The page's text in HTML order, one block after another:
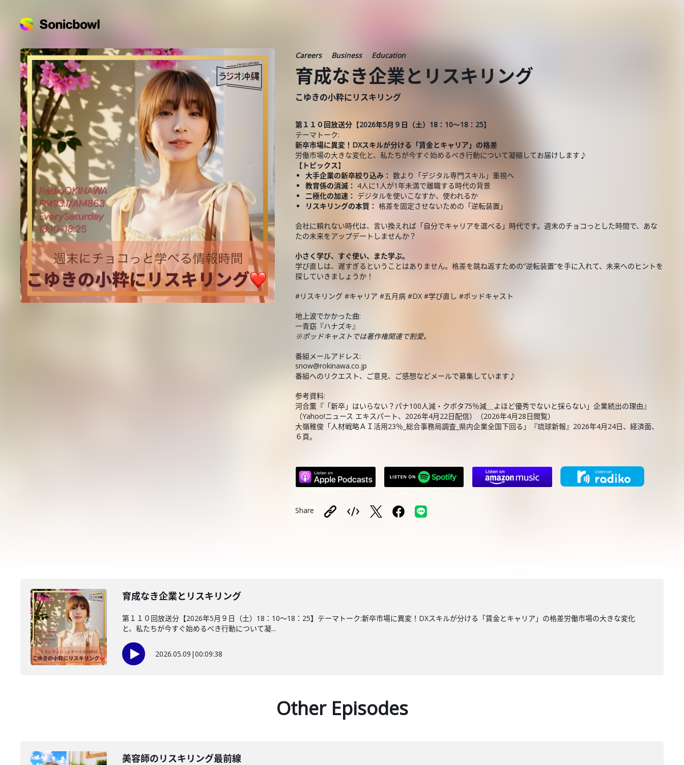
Careers Business Education
育成なき企業とリスキリング
こゆきの小粋にリスキリング
第１１０回放送分【2026年5月９日（土）18：10～18：25】
テーマトーク:
新卒市場に異変！DXスキルが分ける「賃金とキャリア」の格差
労働市場の大きな変化と、私たちが今すぐ始めるべき行動について凝縮してお届けします♪
【トピックス】
大手企業の新卒絞り込み： 数より「デジタル専門スキル」重視へ
教育係の消滅： 4人に1人が1年未満で離職する時代の背景
二極化の加速： デジタルを使いこなすか、使われるか
リスキリングの本質： 格差を固定させないための「逆転装置」
会社に頼れない時代は、言い換えれば「自分でキャリアを選べる」時代です。週末のチョコっとした時間で、あな
たの未来をアップデートしませんか？
小さく学び、すぐ使い、また学ぶ。
学び直しは、遅すぎるということはありません。格差を跳ね返すための”逆転装置”を手に入れて、未来へのヒントを
探していきましょうか！
#リスキリング #キャリア #五月病 #DX #学び直し #ポッドキャスト
地上波でかかった曲:
一青窈『ハナズキ』
※ポッドキャストでは著作権関連で割愛。
番組メールアドレス:
snow@rokinawa.co.jp
番組へのリクエスト、ご意見、ご感想などメールで募集しています♪
参考資料:
河合薫『「新卒」はいらない？パナ100人減・クボタ75％減＿よほど優秀でないと採らない」企業続出の理由』
（Yahoo!ニュース エキスパート、2026年4月22日配信）（2026年4月28日閲覧）
大嶺稚俊「人材戦略ＡＩ活用23％_総合事務局調査_県内企業全国下回る」『琉球新報』2026年4月24日、経済面、
６頁。
Share
育成なき企業とリスキリング
第１１０回放送分【2026年5月９日（土）18：10～18：25】テーマトーク:新卒市場に異変！DXスキルが分ける「賃金とキャリア」の格差労働市場の大きな変化
と、私たちが今すぐ始めるべき行動について凝...
2026.05.09 |00:09:38
Other Episodes
美容師のリスキリング最前線